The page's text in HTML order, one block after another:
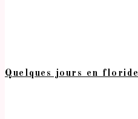
Quelques jours en floride